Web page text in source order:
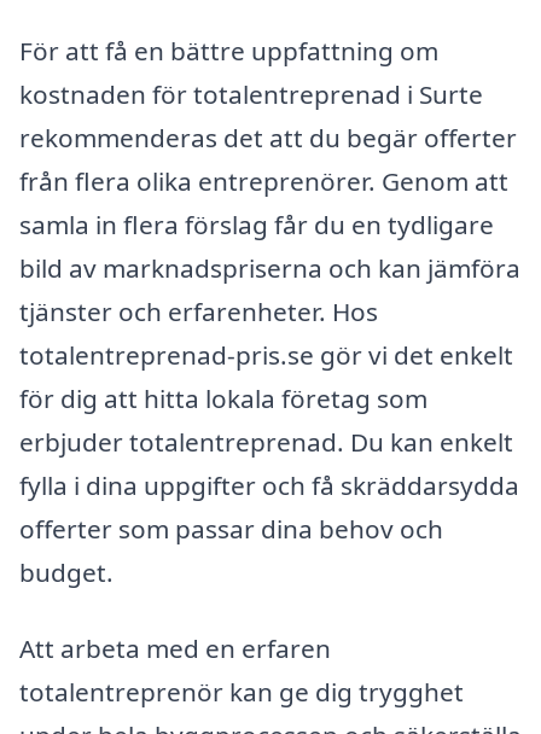
För att få en bättre uppfattning om
kostnaden för totalentreprenad i Surte
rekommenderas det att du begär offerter
från flera olika entreprenörer. Genom att
samla in flera förslag får du en tydligare
bild av marknadspriserna och kan jämföra
tjänster och erfarenheter. Hos
totalentreprenad-pris.se gör vi det enkelt
för dig att hitta lokala företag som
erbjuder totalentreprenad. Du kan enkelt
fylla i dina uppgifter och få skräddarsydda
offerter som passar dina behov och
budget.
Att arbeta med en erfaren
totalentreprenör kan ge dig trygghet